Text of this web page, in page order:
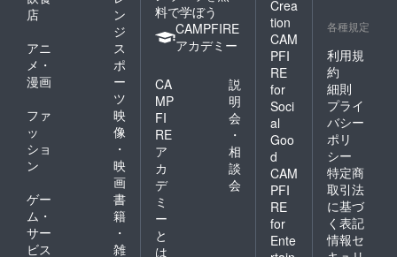
店
ン
ジ
アニ
メ・
漫画
ス
ポ
ー
ツ
ファ
ッ
ショ
ン
映
像
・
映
画
ゲー
ム・
サー
ビス
書
籍
・
雑
料で学ぼう
CAMPFIRE
アカデミー
CA
MP
FI
RE
ア
カ
デ
ミ
ー
と
は
説
明
会
・
相
談
会
Crea
tion
CAM
PFI
RE
for
Soci
al
Goo
d
CAM
PFI
RE
for
Ente
各種規定
利用規
約
細則
プライ
バシー
ポリ
シー
特定商
取引法
に基づ
く表記
情報セ